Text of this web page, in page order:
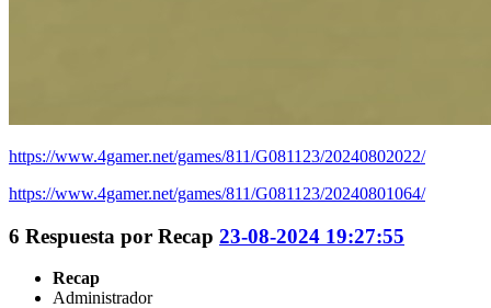
https://www.4gamer.net/games/811/G081123/20240802022/
https://www.4gamer.net/games/811/G081123/20240801064/
6 Respuesta por Recap 23-08-2024 19:27:55
Recap
Administrador